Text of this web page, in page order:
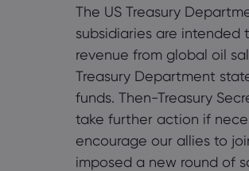
The US Treasury
subsidiaries are intended
revenue from global oil
Treasury Department
funds. Then-Treasury
take further action if
encourage our allies to
imposed a new round of